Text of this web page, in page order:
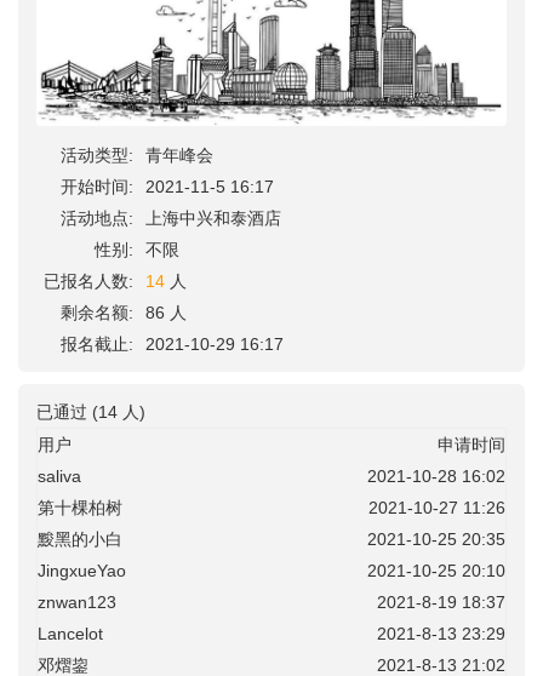
活动类型:
青年峰会
开始时间:
2021-11-5 16:17
活动地点:
上海中兴和泰酒店
性别:
不限
已报名人数:
14 人
剩余名额:
86 人
报名截止:
2021-10-29 16:17
已通过 (14 人)
用户
申请时间
saliva
2021-10-28 16:02
第十棵柏树
2021-10-27 11:26
黢黑的小白
2021-10-25 20:35
JingxueYao
2021-10-25 20:10
znwan123
2021-8-19 18:37
Lancelot
2021-8-13 23:29
邓熠鋆
2021-8-13 21:02